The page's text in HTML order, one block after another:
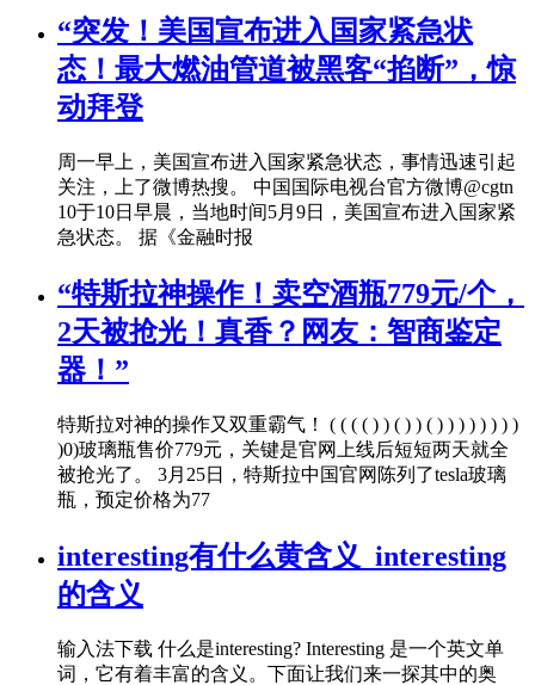
“突发！美国宣布进入国家紧急状
态！最大燃油管道被黑客“掐断”，惊
动拜登
周一早上，美国宣布进入国家紧急状态，事情迅速引起
关注，上了微博热搜。 中国国际电视台官方微博@cgtn
10于10日早晨，当地时间5月9日，美国宣布进入国家紧
急状态。 据《金融时报
“特斯拉神操作！卖空酒瓶779元/个，
2天被抢光！真香？网友：智商鉴定
器！”
特斯拉对神的操作又双重霸气！ ( ( ( ( ) ) ( ) ) ( ) ) ) ) ) ) ) )
)0)玻璃瓶售价779元，关键是官网上线后短短两天就全
被抢光了。 3月25日，特斯拉中国官网陈列了tesla玻璃
瓶，预定价格为77
interesting有什么黄含义_interesting
的含义
输入法下载 什么是interesting? Interesting 是一个英文单
词，它有着丰富的含义。下面让我们来一探其中的奥